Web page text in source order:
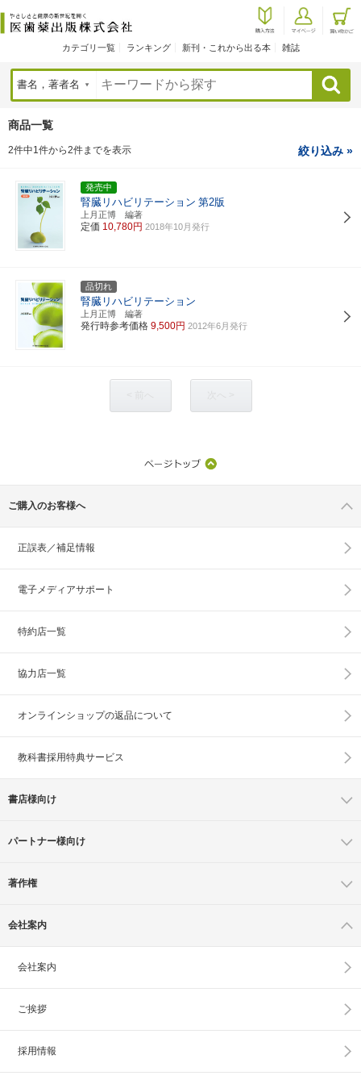
カテゴリ一覧 ランキング 新刊・これから出る本 雑誌
検索
商品一覧
2件中1件から2件までを表示 絞り込み »
発売中
腎臓リハビリテーション 第2版
上月正博 編著
定価 10,780円 2018年10月発行
品切れ
腎臓リハビリテーション
上月正博 編著
発行時参考価格 9,500円 2012年6月発行
ご購入のお客様へ
正誤表／補足情報
電子メディアサポート
特約店一覧
協力店一覧
オンラインショップの返品について
教科書採用特典サービス
書店様向け
パートナー様向け
著作権
会社案内
会社案内
ご挨拶
採用情報